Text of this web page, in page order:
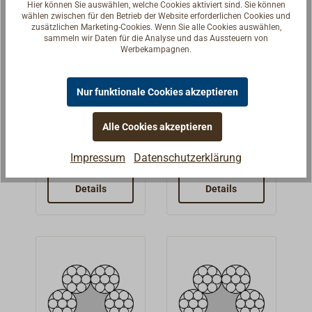
lieferbar in 125
m-Spulen.
Lager. Lieferung
als 125 m-Spule,
auch lose
geeignet.Festigk
eit 1960 N/qmm.
Edelstahl-
Drahtseil 7x7,
125m-Spule
Rostfreier Draht,
aus Edelstahl
1.4401
ngsarmer
Wantendraht mit
7x7.Diese
Konstruktion hat
dieselbe
29,00 € *
Details
Relingsdraht
ummantelt
als 125 m
Spule
Mit weißem PVC
ummantelter
Edelstahldraht
7x7) für
Relingsdurchzüg
sonstige
Anwendungen
wo es auf einen
Ab193,76 € *
Details
Hier können Sie auswählen, welche Cookies aktiviert sind. Sie können
wählen zwischen für den Betrieb der Website erforderlichen Cookies und
zusätzlichen Marketing-Cookies. Wenn Sie alle Cookies auswählen,
sammeln wir Daten für die Analyse und das Aussteuern von
Werbekampagnen.
Nur funktionale Cookies akzeptieren
Alle Cookies akzeptieren
Impressum Datenschutzerklärung